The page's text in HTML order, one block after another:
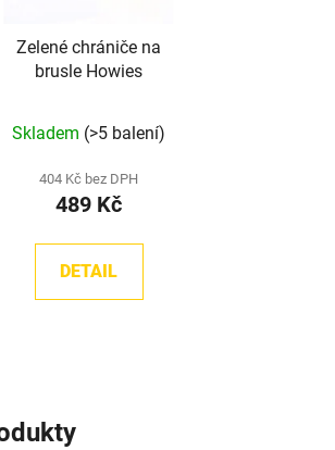
Zelené chrániče na
brusle Howies
Skladem (>5 balení)
404 Kč bez DPH
489 Kč
DETAIL